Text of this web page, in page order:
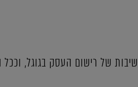
של רישום העסק בגוגל,